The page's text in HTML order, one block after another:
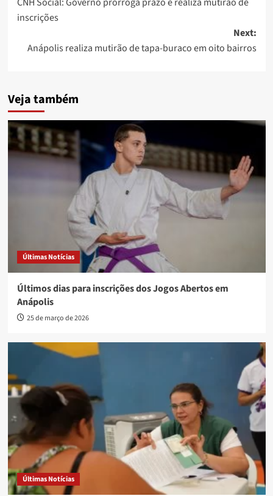
navigation
inscrições
Next:
Anápolis realiza mutirão de tapa-buraco em oito bairros
Veja também
Últimas Notícias
Últimos dias para inscrições dos Jogos Abertos em
Anápolis
25 de março de 2026
Últimas Notícias